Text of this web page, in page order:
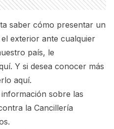
saber cómo presentar un
exterior ante cualquier
país, le
. Y si desea conocer más
aquí.
sobre las
la Cancillería